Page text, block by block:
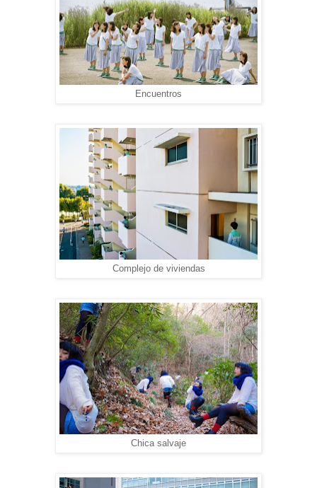
Encuentros
Complejo de viviendas
Chica salvaje